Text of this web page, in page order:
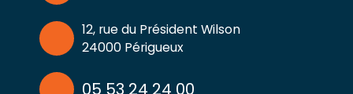
12, rue du Président Wilson
24000 Périgueux
05 53 24 24 00